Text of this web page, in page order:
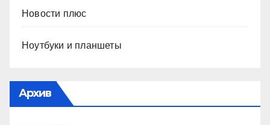
Новости плюс
Ноутбуки и планшеты
Архив